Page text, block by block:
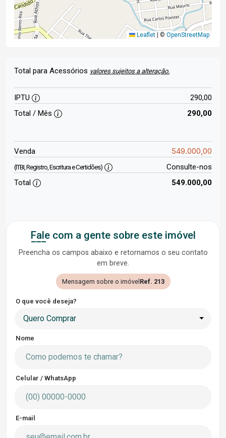
Leaflet © OpenStreetMap
Total para Acessórios valores sujeitos a alteração.
IPTU
290,00
Total / Mês
290,00
Venda 549.000,00
(ITBI, Registro, Escritura e Certidões)
Consulte-nos
Total
549.000,00
Fale com a gente sobre este imóvel
Preencha os campos abaixo e retornamos o seu contato
em breve.
Mensagem sobre o imóvel Ref. 213
O que você deseja?
Quero Comprar
Nome
Celular / WhatsApp
E-mail